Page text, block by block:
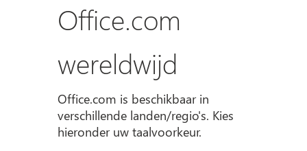
Office.com
wereldwijd
Office.com is beschikbaar in
verschillende landen/regio's. Kies
hieronder uw taalvoorkeur.